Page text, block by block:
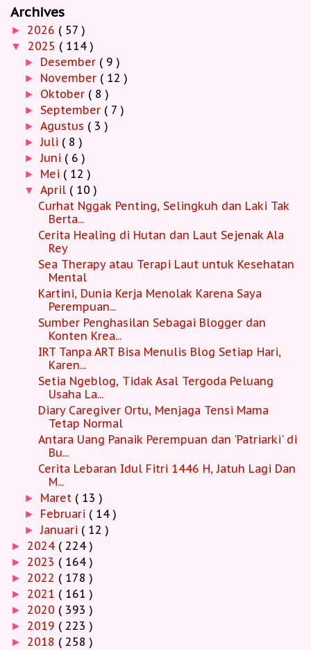
Archives
► 2026 ( 57 )
▼ 2025 ( 114 )
► Desember ( 9 )
► November ( 12 )
► Oktober ( 8 )
►September ( 7 )
►Agustus ( 3 )
►Juli ( 8 )
►Juni ( 6 )
► Mei ( 12 )
▼ April ( 10 )
Curhat Nggak Penting, Selingkuh dan Laki Tak
Berta...
Cerita Healing di Hutan dan Laut Sejenak Ala
Rey
Sea Therapy atau Terapi Laut untuk Kesehatan
Mental
Kartini, Dunia Kerja Menolak Karena Saya
Perempuan...
Sumber Penghasilan Sebagai Blogger dan
Konten Krea...
IRT Tanpa ART Bisa Menulis Blog Setiap Hari,
Karen...
Setia Ngeblog, Tidak Asal Tergoda Peluang
Usaha La...
Diary Caregiver Ortu, Menjaga Tensi Mama
Tetap Normal
Antara Uang Panaik Perempuan dan 'Patriarki' di
Bu...
Cerita Lebaran Idul Fitri 1446 H, Jatuh Lagi Dan
M...
► Maret ( 13 )
► Februari ( 14 )
►Januari ( 12 )
► 2024 ( 224 )
► 2023 ( 164 )
► 2022 ( 178 )
► 2021 ( 161 )
► 2020 ( 393 )
► 2019 ( 223 )
► 2018 ( 258 )